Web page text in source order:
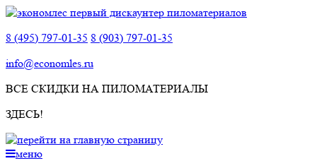
8 (495) 797-01-35 8 (903) 797-01-35
info@economles.ru
ВСЕ СКИДКИ НА ПИЛОМАТЕРИАЛЫ
ЗДЕСЬ!
меню